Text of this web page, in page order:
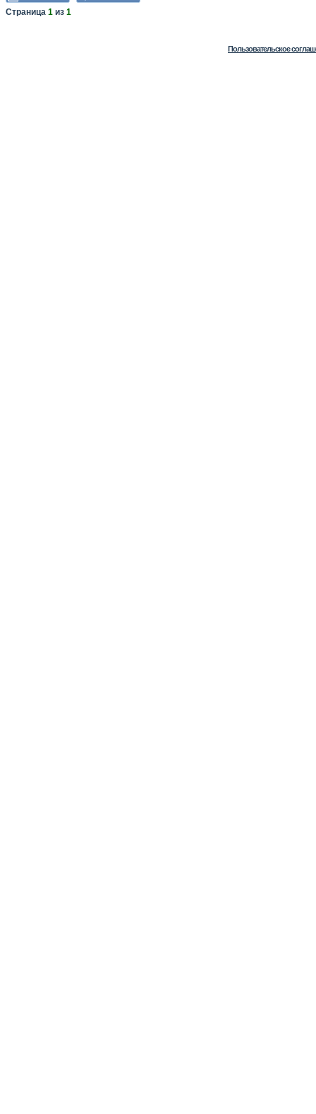
Страница 1 из 1
Пользовательское